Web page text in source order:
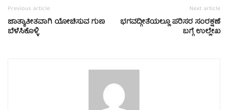
Previous article
ಜಾತ್ಯಾತೀತವಾಗಿ ಯೋಚಿಸುವ ಗುಣ
ಬೆಳೆಸಿಕೊಳ್ಳಿ
Next article
ಭಗವದ್ಗೀತೆಯಲ್ಲೂ ಪರಿಸರ ಸಂರಕ್ಷಣೆ
ಬಗ್ಗೆ ಉಲ್ಲೇಖ